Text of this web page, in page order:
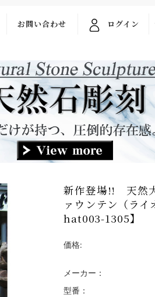
お問い合わせ
フォーム
よくある質問
ログイン
新作登場!! 天然
ァウンテン（ラ
hat003-1305】
価格:
メーカー：
型番：